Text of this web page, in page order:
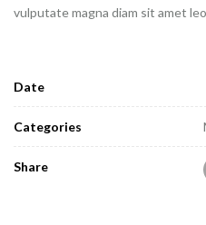
vulputate magna diam sit amet
Date
Categories
Share